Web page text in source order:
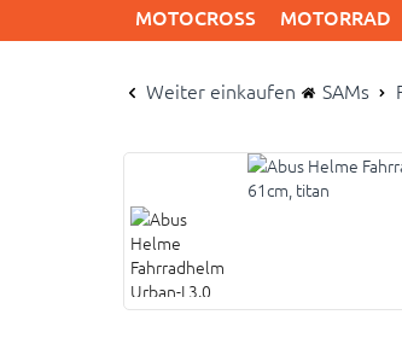
MOTOCROSS MOTORRAD
Weiter einkaufen SAMs